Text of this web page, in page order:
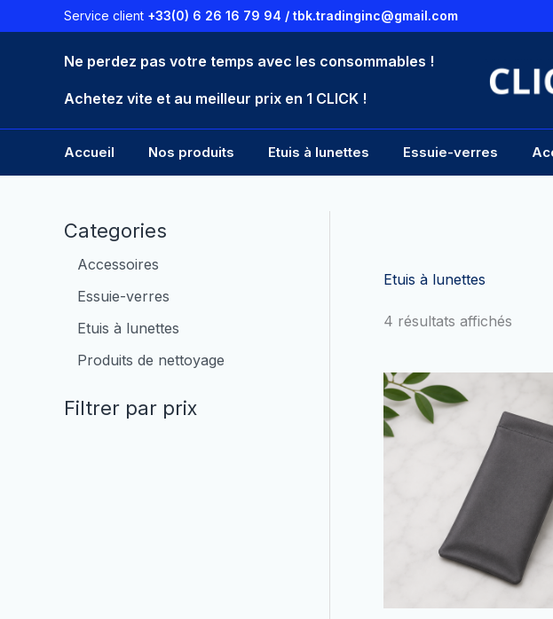
au
Service client +33(0) 6 26 16 79 94 / tbk.tradinginc@gmail.com
Ne perdez pas votre temps avec les consommables !
Achetez vite et au meilleur prix en 1 CLICK !
Accueil Nos produits Etuis à lunettes Essuie-verres
Categories
Accessoires
Essuie-verres
Etuis à lunettes
Produits de nettoyage
Filtrer par prix
Etuis à lunettes
4 résultats affichés